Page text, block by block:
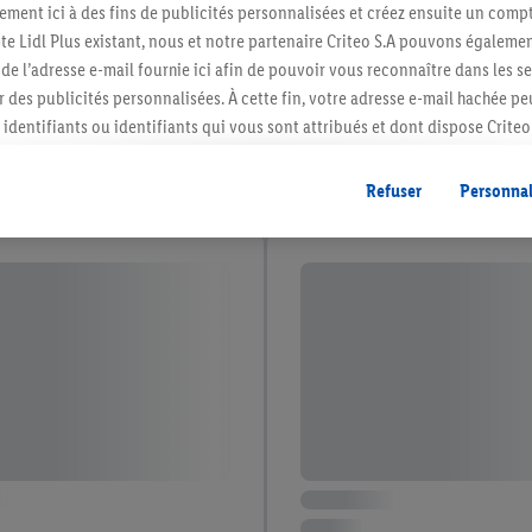
ici à des fins de publicités personnalisées et créez ensuite un
Lidl Plus existant, nous et notre partenaire Criteo S.A pouvons
l’adresse e-mail fournie ici afin de pouvoir vous reconnaître dans les
publicités personnalisées. À cette fin, votre adresse e-mail hachée
identifiants ou identifiants qui vous sont attribués et dont dispose Criteo
(par exemple en plaçant le produit dans un panier d’un webshop
être affichées sur plusieurs apppareils et plusieurs services de Lidl si
peuvent vous être attribués en utilisant votre adresse e-mail hachée et,
Refuser